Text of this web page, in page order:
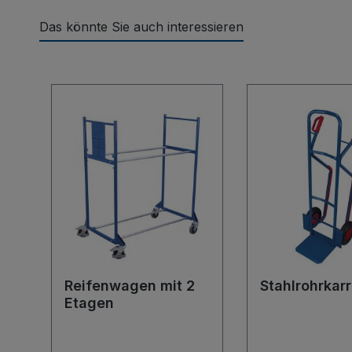
Das könnte Sie auch interessieren
Reifenwagen mit 2
Etagen